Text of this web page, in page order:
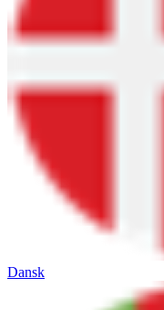
Dansk